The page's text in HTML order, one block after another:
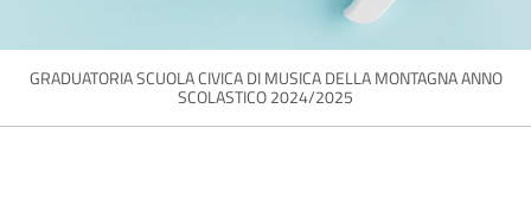
GRADUATORIA SCUOLA CIVICA DI MUSICA DELLA MONTAGNA ANNO
SCOLASTICO 2024/2025